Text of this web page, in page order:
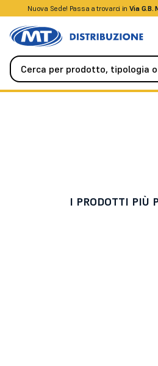
Nuova Sede! Passa a trovarci in Via G.B.
+39045509826
I PRODOTTI PIÙ